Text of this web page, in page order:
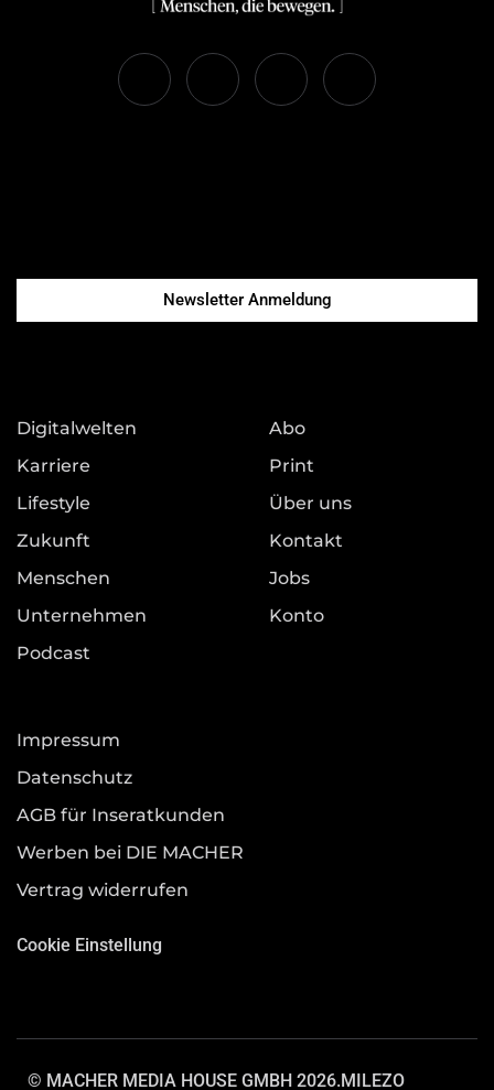
Newsletter Anmeldung
Digitalwelten
Karriere
Lifestyle
Zukunft
Menschen
Unternehmen
Podcast
Abo
Print
Über uns
Kontakt
Jobs
Konto
Impressum
Datenschutz
AGB für Inseratkunden
Werben bei DIE MACHER
Vertrag widerrufen
Cookie Einstellung
© MACHER MEDIA HOUSE GMBH 2026.MILEZO